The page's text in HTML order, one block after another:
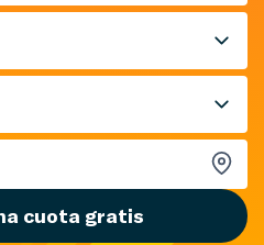
cuota gratis